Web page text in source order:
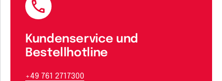
Kundenservice und
Bestellhotline
+49 761 2717300